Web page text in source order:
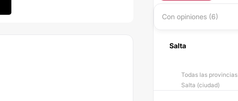
Con opiniones (6)
Salta
Todas las provincias
Salta (ciudad)